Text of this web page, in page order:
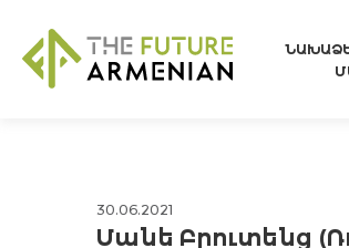
30.06.2021
Մանե Բրուտենց